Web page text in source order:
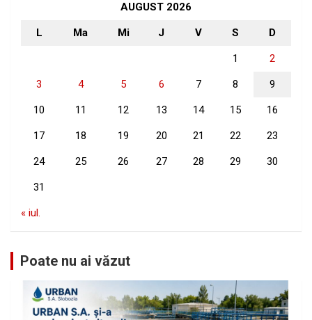
AUGUST 2026
L Ma Mi J V S D
1 2
3 4 5 6 7 8 9
10 11 12 13 14 15 16
17 18 19 20 21 22 23
24 25 26 27 28 29 30
31
« iul.
Poate nu ai văzut